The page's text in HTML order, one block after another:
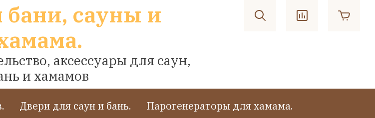
бани, сауны и
аксессуары для саун,
и хамамов
Двери для саун и бань. Парогенераторы для хамама.